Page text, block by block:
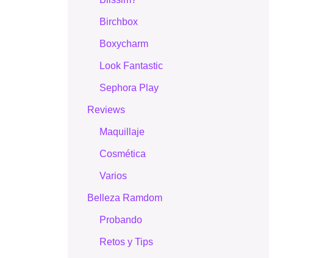
Birchbox
Boxycharm
Look Fantastic
Sephora Play
Reviews
Maquillaje
Cosmética
Varios
Belleza Ramdom
Probando
Retos y Tips